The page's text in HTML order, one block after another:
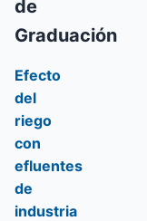
de
Graduación
Efecto
del
riego
con
efluentes
de
industria